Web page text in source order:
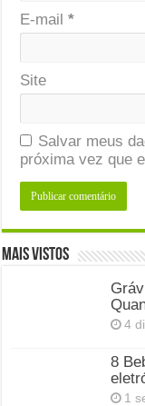
E-mail*
Site
Salvar meus
próxima vez que
Mais Vistos
4
8
1